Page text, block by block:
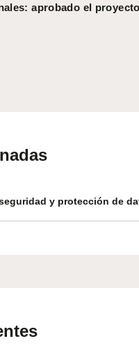
aprobado el
y protección de